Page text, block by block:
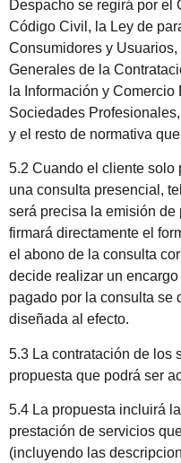
Despacho se regirá por el
Código Civil, la Ley de
Consumidores y
Generales de la
la Información y
Sociedades
y el resto de normativa
5.2 Cuando el cliente solo
una consulta presencial,
será precisa la emisión de
firmará directamente el
el abono de la consulta
decide realizar un
pagado por la consulta se
diseñada al efecto.
5.3 La contratación de los
propuesta que podrá ser
5.4 La propuesta incluirá
prestación de servicios
(incluyendo las